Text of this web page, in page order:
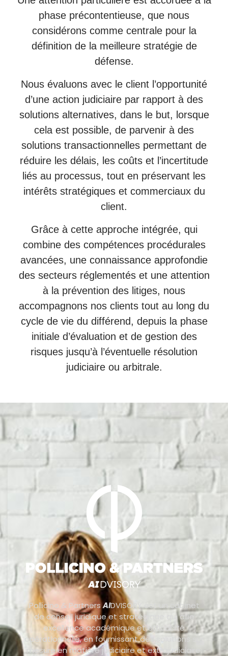
phase précontentieuse, que nous
considérons comme centrale pour la
définition de la meilleure stratégie de
défense.
Nous évaluons avec le client l’opportunité
d’une action judiciaire par rapport à des
solutions alternatives, dans le but, lorsque
cela est possible, de parvenir à des
solutions transactionnelles permettant de
réduire les délais, les coûts et l’incertitude
liés au processus, tout en préservant les
intérêts stratégiques et commerciaux du
client.
Grâce à cette approche intégrée, qui
combine des compétences procédurales
avancées, une connaissance approfondie
des secteurs réglementés et une attention
à la prévention des litiges, nous
accompagnons nos clients tout au long du
cycle de vie du différend, depuis la phase
initiale d’évaluation et de gestion des
risques jusqu’à l’éventuelle résolution
judiciaire ou arbitrale.
Pollicino & PartnersAIDVISORY est un cabinet
de conseil juridique et stratégique qui allie
excellence académique et efficacité
opérationnelle, en fournissant des solutions sur
mesure en matière judiciaire et extrajudiciaire.